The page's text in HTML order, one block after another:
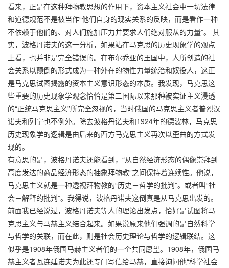
看来，正是在这种拜物教思想的作用下，资本主义社会中一切法律
和道德规范不是被当作“他们自身的现实关系的反映，而是看作一种
不依赖于他们的、对人们施加压力并要求人们绝对服从的力量”。 其
实，波格丹诺夫的这一分析，如果站在马克思的历史现象学的观点
上看，也并非是完全错误的。在布尔乔亚的王国中，人所创造的社
会关系以颠倒的形式成为一种外在的物性力量统治和奴役人，这正
是马克思试图揭露的资本主义意识形态的本质。我发现，马克思这
些重要的历史现象学观念恰恰是第二国际以来那种被实证主义浸透
的“正统马克思主义”所完全忽视的，当时俄国的马克思主义者普烈汉
诺夫和列宁也不例外。除去波格丹诺夫和1924年的德波林，马克思
历史现象学的逻辑是由后来的西方马克思主义再次以歪曲的方式发
现的。
有意思的是，波格丹诺夫还能看到，“从自然经济形态的偶像崇拜到
高度发达的商品经济形态的抽象拜物教”之间保持着连续性。他说，
马克思主义就是一种透视拜物教的“历史－哲学的批判”。或者叫“社
会－解释的批判”。我得说，波格丹诺夫这倒真是从马克思出发的。
前面我已经说过，波格丹诺夫等人的理论出发点，恰好是试图将马
克思主义与马赫主义结合起来。如果说原来他们强调的是自然科学
与哲学的关联，而在此，则是社会历史理论与哲学的逻辑联结。这
似乎是1908年俄国马赫主义者们的一个共同愿望。1908年，俄国马
赫主义者瓦连廷诺夫为此还专门写信给马赫，直接询问他“科学社会